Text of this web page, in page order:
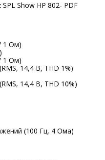
Show HP 802- PDF
1 Ом)
1 Ом)
14,4 В, THD 1%)
14,4 В, THD 10%)
(100 Гц, 4 Ома)